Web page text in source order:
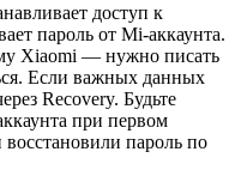
доступ к
пароль от Mi-аккаунта.
Xiaomi — нужно писать
Если важных данных
Recovery. Будьте
при первом
пароль по